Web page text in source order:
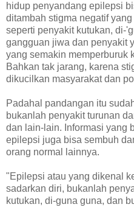
hidup penyandang epilepsi
ditambah stigma negatif
seperti penyakit kutukan, di-
gangguan jiwa dan penyakit
yang semakin memperburuk
Bahkan tak jarang, karena
dikucilkan masyarakat dan
Padahal pandangan itu
bukanlah penyakit turunan
dan lain-lain. Informasi yang
epilepsi juga bisa sembuh
orang normal lainnya.
"Epilepsi atau yang dikenal
sadarkan diri, bukanlah
kutukan, di-guna guna, dan